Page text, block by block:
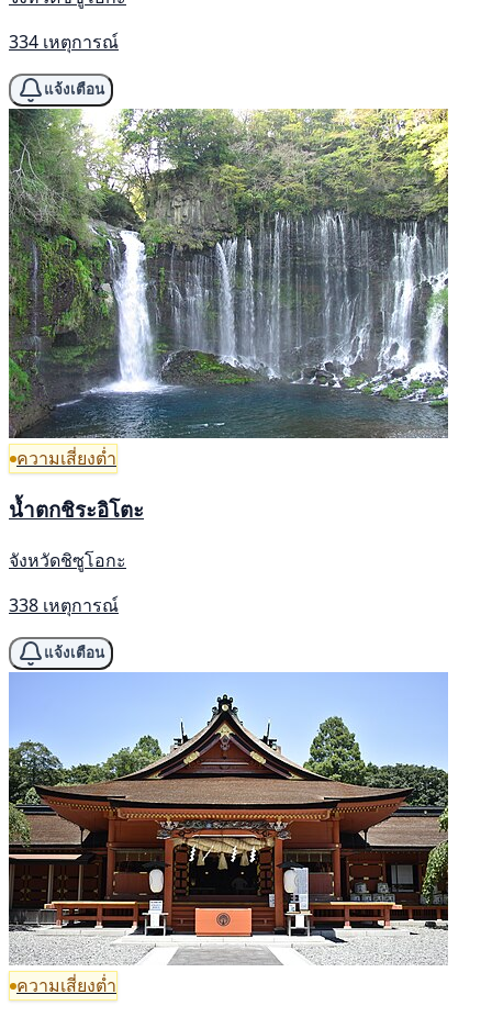
334 เหตุการณ์
แจ้งเตือน
ความเสี่ยงต่ำ
น้ำตกชิระอิโตะ
จังหวัดชิซูโอกะ
338 เหตุการณ์
แจ้งเตือน
ความเสี่ยงต่ำ